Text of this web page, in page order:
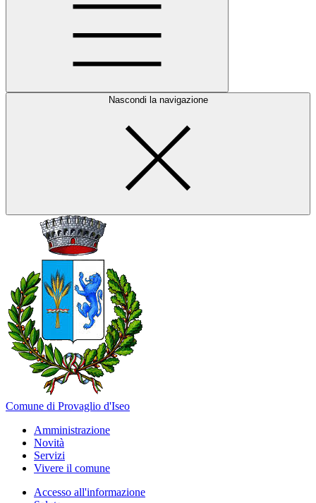
Nascondi la navigazione
Comune di Provaglio d'Iseo
Amministrazione
Novità
Servizi
Vivere il comune
Accesso all'informazione